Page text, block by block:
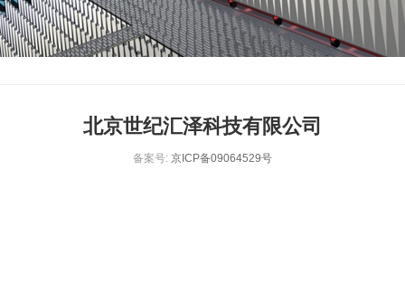
北京世纪汇泽科技有限公司
备案号: 京ICP备09064529号